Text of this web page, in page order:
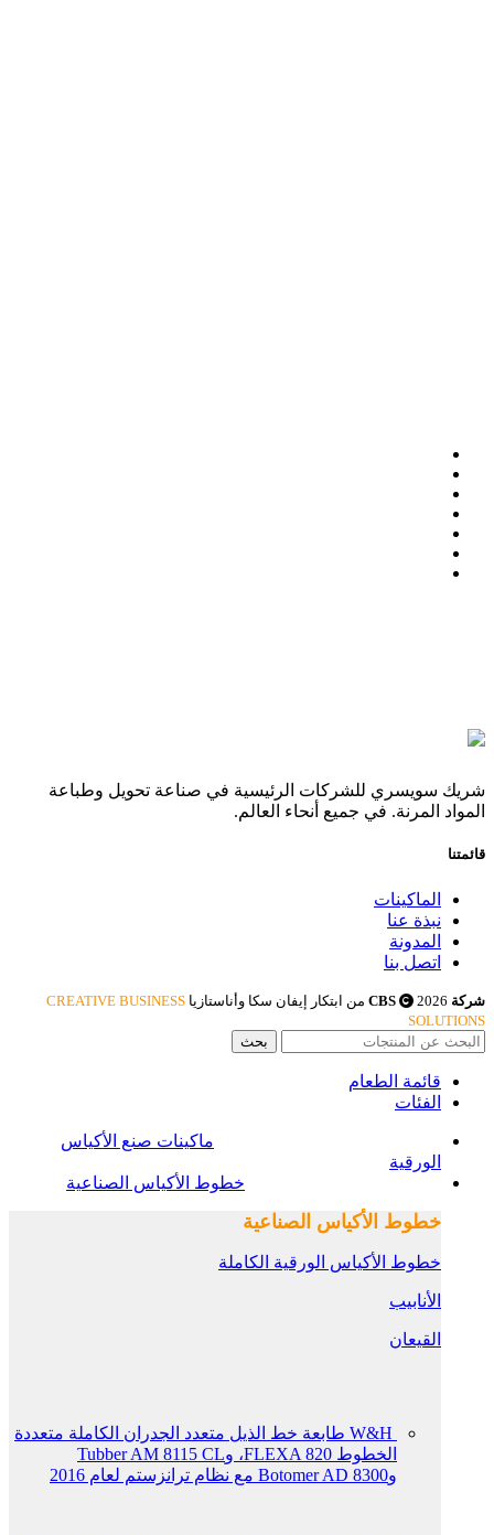
شريك سويسري للشركات الرئيسية في صناعة تحويل وطباعة
المواد المرنة. في جميع أنحاء العالم.
قائمتنا
الماكينات
نبذة عنا
المدونة
اتصل بنا
شركة CBS 2026 من ابتكار إيفان سكا وأناستازيا
CREATIVE BUSINESS
SOLUTIONS
بحث
قائمة الطعام
الفئات
ماكينات صنع الأكياس
الورقية
خطوط الأكياس الصناعية
خطوط الأكياس الصناعية
خطوط الأكياس الورقية الكاملة
الأنابيب
القيعان
W&H طابعة خط الذيل متعدد الجدران الكاملة متعددة
الخطوط FLEXA 820، وTubber AM 8115 CL
وBotomer AD 8300 مع نظام ترانزستم لعام 2016